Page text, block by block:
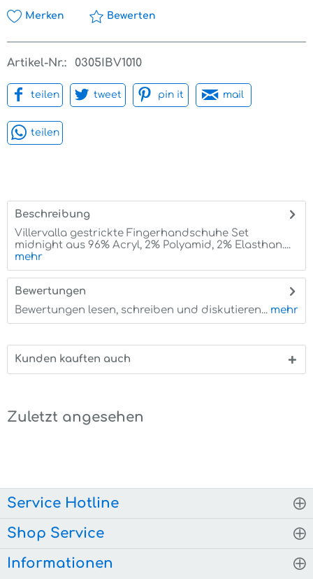
Merken Bewerten
Artikel-Nr.: 0305IBV1010
teilen tweet pin it mail
teilen
Beschreibung
Villervalla gestrickte Fingerhandschuhe Set
midnight aus 96% Acryl, 2% Polyamid, 2% Elasthan....
mehr
Bewertungen
Bewertungen lesen, schreiben und diskutieren... mehr
Kunden kauften auch
Zuletzt angesehen
Service Hotline
Shop Service
Informationen